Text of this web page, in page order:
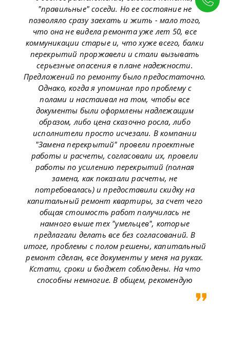
"правильные" соседи. Но ее состояние не
позволяло сразу заехать и жить - мало того,
что она не видела ремонта уже лет 50, все
коммуникации старые и, что хуже всего, балки
перекрытий проржавели и стали вызывать
серьезные опасения в плане надежности.
Предложений по ремонту было предостаточно.
Однако, когда я упоминал про проблему с
полами и настаивал на том, чтобы все
документы были оформлены надлежащим
образом, либо цена сказочно росла, либо
исполнители просто исчезали. В компании
"Замена перекрытий" провели проектные
работы и расчеты, согласовали их, провели
работы по усилению перекрытий (полная
замена, как показали расчеты, не
потребовалась) и предоставили скидку на
капитальный ремонт квартиры, за счет чего
общая стоимость работ получилась не
намного выше тех "умельцев", которые
предлагали делать все без согласований. В
итоге, проблемы с полом решены, капитальный
ремонт сделан, все документы у меня на руках.
Кстати, сроки и бюджет соблюдены. На что
способны немногие. В общем, рекомендую